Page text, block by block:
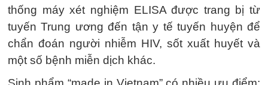
thống máy xét nghiệm ELISA được trang bị từ
tuyến Trung ương đến tận y tế tuyến huyện để
chẩn đoán người nhiễm HIV, sốt xuất huyết và
một số bệnh miễn dịch khác.